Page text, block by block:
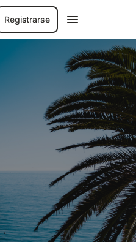
Registrarse